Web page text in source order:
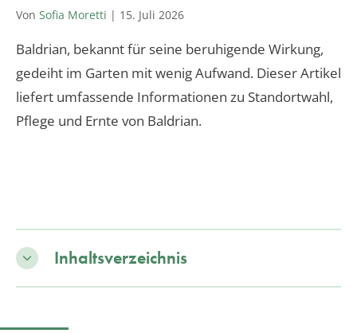
Von Sofia Moretti | 15. Juli 2026
Baldrian, bekannt für seine beruhigende Wirkung,
gedeiht im Garten mit wenig Aufwand. Dieser Artikel
liefert umfassende Informationen zu Standortwahl,
Pflege und Ernte von Baldrian.
Inhaltsverzeichnis